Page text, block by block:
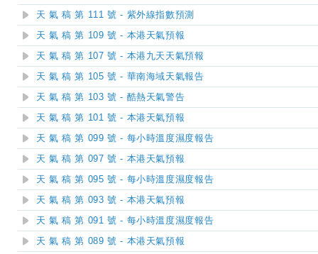
天 氣 稿 第 111 號 - 紫外線指數預測
天 氣 稿 第 109 號 - 本港天氣預報
天 氣 稿 第 107 號 - 本港九天天氣預報
天 氣 稿 第 105 號 - 華南海域天氣報告
天 氣 稿 第 103 號 - 酷熱天氣警告
天 氣 稿 第 101 號 - 本港天氣預報
天 氣 稿 第 099 號 - 每小時溫度濕度報告
天 氣 稿 第 097 號 - 本港天氣預報
天 氣 稿 第 095 號 - 每小時溫度濕度報告
天 氣 稿 第 093 號 - 本港天氣預報
天 氣 稿 第 091 號 - 每小時溫度濕度報告
天 氣 稿 第 089 號 - 本港天氣預報